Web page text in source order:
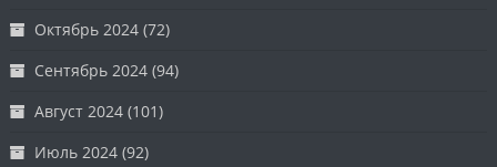
Октябрь 2024 (72)
Сентябрь 2024 (94)
Август 2024 (101)
Июль 2024 (92)